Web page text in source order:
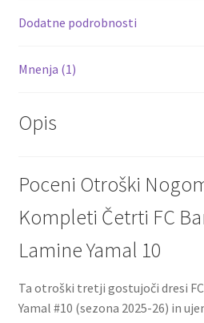
k
Dodatne podrobnosti
Mnenja (1)
Opis
Poceni Otroški
Kompleti Četrti FC
Lamine Yamal 10
Ta otroški tretji gostujoči dresi
Yamal #10 (sezona 2025-26) in